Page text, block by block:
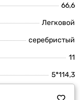
66,6
Легковой
серебристый
11
5*114,3